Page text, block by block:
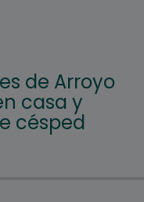
de Arroyo
casa y
césped